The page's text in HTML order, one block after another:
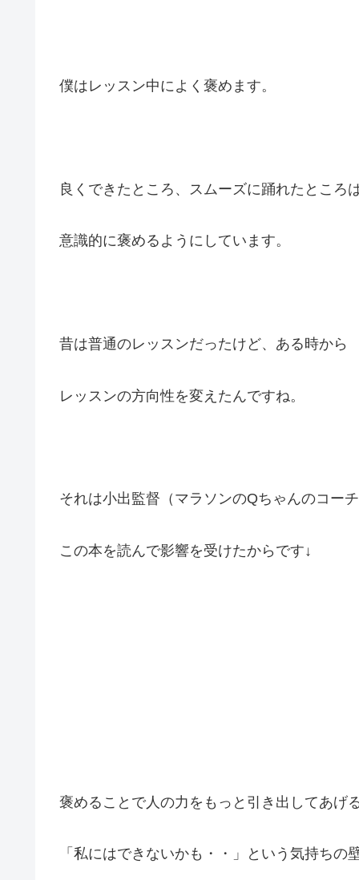
僕はレッスン中によく褒めます。
良くできたところ、スムーズに踊れたところ
意識的に褒めるようにしています。
昔は普通のレッスンだったけど、ある時から
レッスンの方向性を変えたんですね。
それは小出監督（マラソンのQちゃんのコー
この本を読んで影響を受けたからです↓
褒めることで人の力をもっと引き出してあげる
「私にはできないかも・・」という気持ちの